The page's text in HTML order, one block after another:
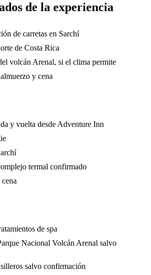
de la experiencia
de carretas en Sarchí
de Costa Rica
volcán Arenal, si el clima permite
y cena
y vuelta desde Adventure Inn
termal confirmado
de spa
Nacional Volcán Arenal salvo
salvo confirmación